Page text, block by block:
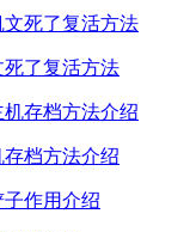
死了复活方法
存档方法介绍